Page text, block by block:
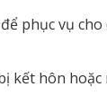
phục vụ
kết hôn